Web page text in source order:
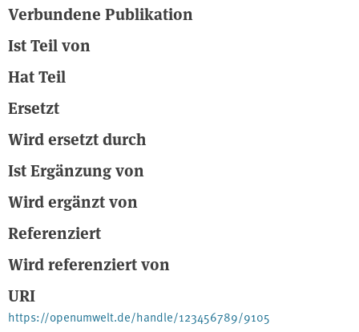
Verbundene Publikation
Ist Teil von
Hat Teil
Ersetzt
Wird ersetzt durch
Ist Ergänzung von
Wird ergänzt von
Referenziert
Wird referenziert von
URI
https://openumwelt.de/handle/123456789/9105